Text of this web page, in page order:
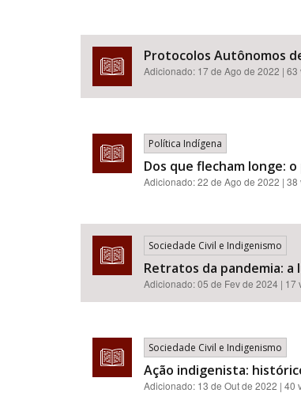
Protocolos Autônomos
Adicionado: 17 de Ago de 2022 |
Política Indígena
Dos que flecham longe:
Adicionado:22 de Ago de 2022 |
Sociedade Civil e Indigenismo
Retratos da pandemia: a
Adicionado:05 de Fev de 2024 | 17
Sociedade Civil e Indigenismo
Ação indigenista:
Adicionado: 13 de Out de 2022 | 40